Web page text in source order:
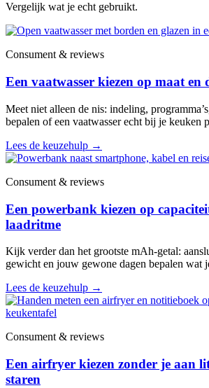
Vergelijk wat je echt gebruikt.
Consument & reviews
Een vaatwasser kiezen op maat
Meet niet alleen de nis: indeling,
bepalen of een vaatwasser echt bij je keuken
Lees de keuzehulp →
Consument & reviews
Een powerbank kiezen op
laadritme
Kijk verder dan het grootste mAh-getal:
gewicht en jouw gewone dagen bepalen wat
Lees de keuzehulp →
Consument & reviews
Een airfryer kiezen zonder je aan
staren